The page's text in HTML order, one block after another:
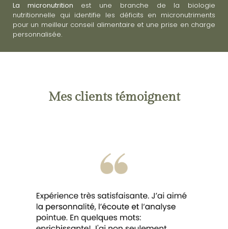
La micronutrition est une branche de la biologie
nutritionnelle qui identifie les déficits en micronutriments
pour un meilleur conseil alimentaire et une prise en charge
personnalisée.
Mes clients témoignent